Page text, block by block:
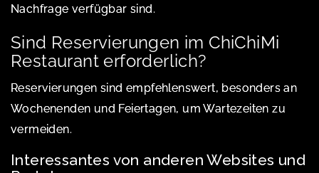
Nachfrage verfügbar sind.
Sind Reservierungen im ChiChiMi
Restaurant erforderlich?
Reservierungen sind empfehlenswert, besonders an
Wochenenden und Feiertagen, um Wartezeiten zu
vermeiden.
Interessantes von anderen Websites und